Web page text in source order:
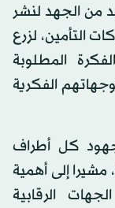
من الجهد لنشر
التأمين، لزرع
المطلوبة
الفكرية
كل أطراف
مشيرا إلى أهمية
الرقابية